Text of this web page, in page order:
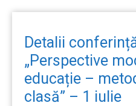
Detalii
„Perspective
educație –
clasă” – 1 iulie